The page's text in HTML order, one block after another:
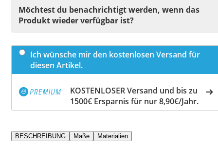
Möchtest du benachrichtigt werden, wenn das
Produkt wieder verfügbar ist?
Ich wünsche mir den kostenlosen Versand für
diesen Artikel.
KOSTENLOSER Versand und bis zu
1500€ Ersparnis für nur 8,90€/Jahr.
BESCHREIBUNG Maße Materialien